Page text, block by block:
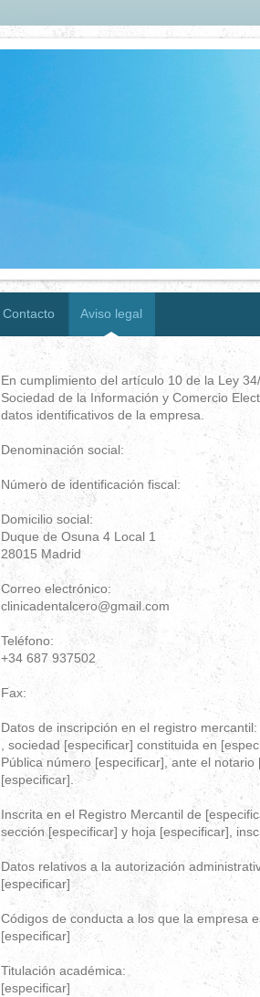
Contacto Aviso legal
En cumplimiento del artículo 10 de la Ley
Sociedad de la Información y Comercio
datos identificativos de la empresa.
Denominación social:
Número de identificación fiscal:
Domicilio social:
Duque de Osuna 4 Local 1
28015 Madrid
Correo electrónico:
clinicadentalcero@gmail.com
Teléfono:
+34 687 937502
Fax:
Datos de inscripción en el registro mercantil:
, sociedad [especificar] constituida en
Pública número [especificar], ante el
[especificar].
Inscrita en el Registro Mercantil de
sección [especificar] y hoja [especificar],
Datos relativos a la autorización
[especificar]
Códigos de conducta a los que la empresa
[especificar]
Titulación académica:
[especificar]